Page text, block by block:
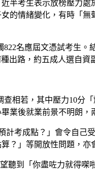
考生表示放榜壓力
的情緒變化，有時「
名應屆文憑試考生
出路，約五成人選自
相若，其中壓力10分
業後就業前景不明朗，
考成點？」會令自
？」等開放性問題，亦
聽到「你盡咗力就得㗎